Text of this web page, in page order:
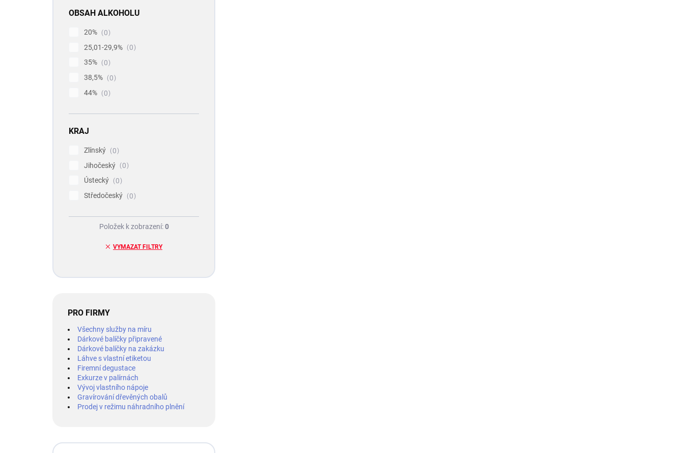
OBSAH ALKOHOLU
20%
0
25,01-29,9%
0
35%
0
38,5%
0
44%
0
KRAJ
Zlínský
0
Jihočeský
0
Ústecký
0
Středočeský
0
VYMAZAT FILTRY
Položek k zobrazení:0
PRO FIRMY
Všechny služby na míru
Dárkové balíčky připravené
Dárkové balíčky na zakázku
Láhve s vlastní etiketou
Firemní degustace
Exkurze v palírnách
Vývoj vlastního nápoje
Gravírování dřevěných obalů
Prodej v režimu náhradního plnění